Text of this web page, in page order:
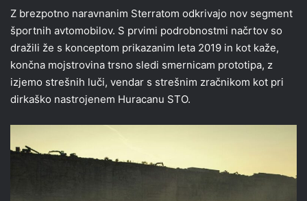
Z brezpotno naravnanim Sterratom odkrivajo nov segment
športnih avtomobilov. S prvimi podrobnostmi načrtov so
dražili že s konceptom prikazanim leta 2019 in kot kaže,
končna mojstrovina trsno sledi smernicam prototipa, z
izjemo strešnih luči, vendar s strešnim zračnikom kot pri
dirkaško nastrojenem Huracanu STO.